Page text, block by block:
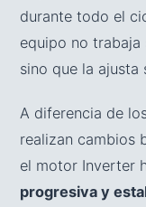
durante todo el
equipo no trabaja
sino que la ajusta
A diferencia de
realizan cambios
el motor Inverter
progresiva y